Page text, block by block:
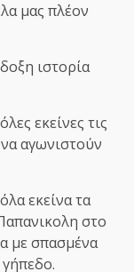
μας πλέον
ιστορία
εκείνες τις
αγωνιστούν
εκείνα τα
στο
με σπασμένα